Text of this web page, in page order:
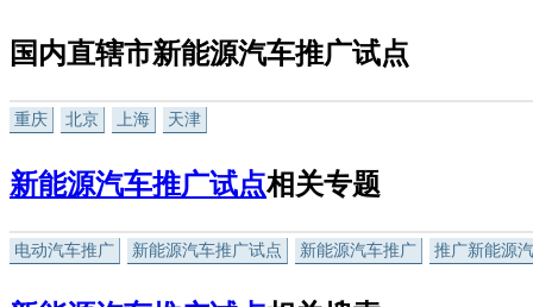
国内直辖市新能源汽车推广试点
重庆 北京 上海 天津
新能源汽车推广试点相关专题
电动汽车推广 新能源汽车推广试点 新能源汽车推广 推广新能源